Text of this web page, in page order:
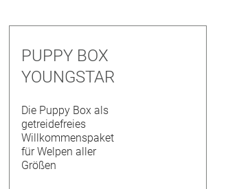
PUPPY BOX
YOUNGSTAR
Die Puppy Box als
getreidefreies
Willkommenspaket
für Welpen aller
Größen